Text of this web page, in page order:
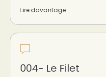
Lire davantage
004- Le Filet